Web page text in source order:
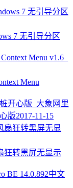
7 无引导分区
Menu
里
版2017-11-15
狂转黑屏无显示